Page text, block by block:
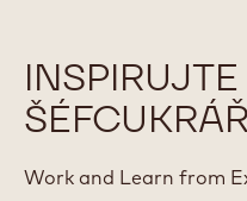
Work and Learn from